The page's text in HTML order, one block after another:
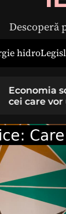
Descoperă
hidro
Hernia